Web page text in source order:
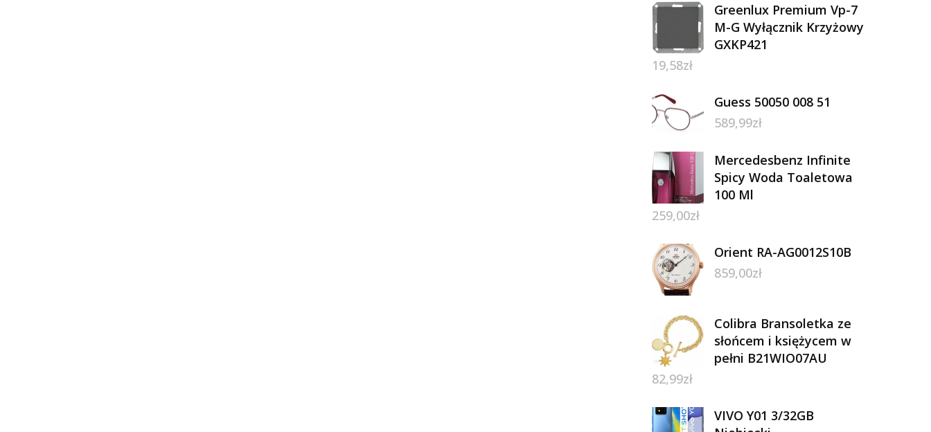
Greenlux Premium Vp-7
M-G Wyłącznik Krzyżowy
GXKP421
19,58zł
Guess 50050 008 51
589,99zł
Mercedesbenz Infinite
Spicy Woda Toaletowa
100 Ml
259,00zł
Orient RA-AG0012S10B
859,00zł
Colibra Bransoletka ze
słońcem i księżycem w
pełni B21WIO07AU
82,99zł
VIVO Y01 3/32GB